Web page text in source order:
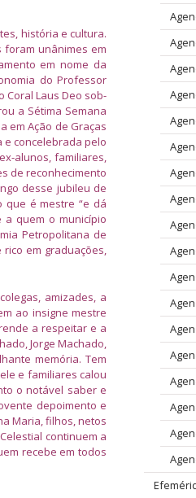
história e cultura.
foram unânimes em
em nome da
do Professor
Coral Laus Deo sob-
a Sétima Semana
em Ação de Graças
e concelebrada pelo
alunos, familiares,
de reconhecimento
desse jubileu de
que é mestre “e dá
quem o município
Petropolitana de
rico em graduações,
amizades, a
ao insigne mestre
a respeitar e a
Jorge Machado,
memória. Tem
e familiares calou
o notável saber e
depoimento e
Maria, filhos, netos
continuem a
recebe em todos